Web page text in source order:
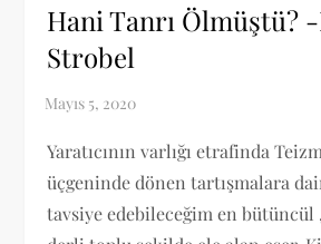
Hani Tanrı Ölmüştü?
Strobel
Yaratıcının varlığı etrafinda
üçgeninde dönen tartışmalara
tavsiye edebileceğim en bütüncül